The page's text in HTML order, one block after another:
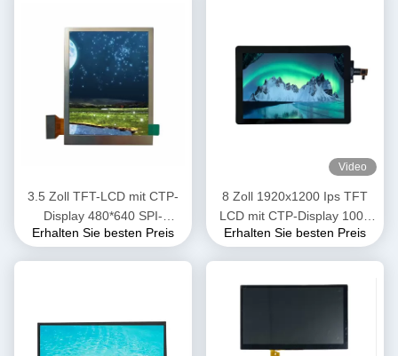
3.5 Zoll TFT-LCD mit CTP-
Display 480*640 SPI-
Schnittstelle
Erhalten Sie besten Preis
Video
8 Zoll 1920x1200 Ips TFT
LCD mit CTP-Display 1000
Nits OEM ODM
Erhalten Sie besten Preis